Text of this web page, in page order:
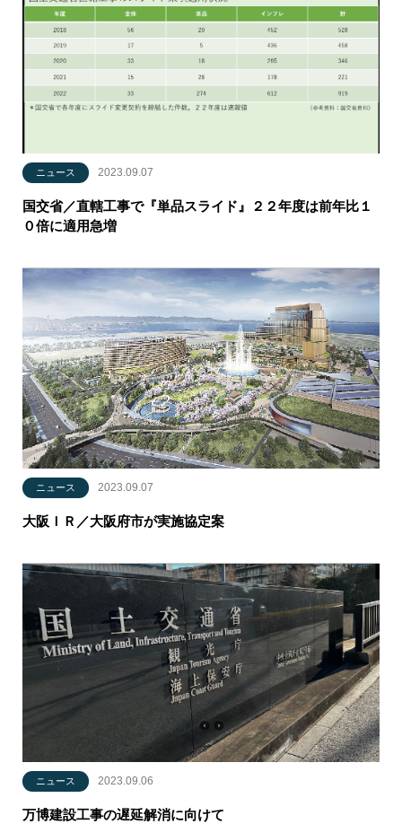
ニュース 2023.09.07
国交省／直轄工事で『単品スライド』２２年度は前年比１
０倍に適用急増
ニュース 2023.09.07
大阪ＩＲ／大阪府市が実施協定案
ニュース 2023.09.06
万博建設工事の遅延解消に向けて